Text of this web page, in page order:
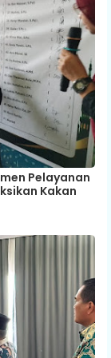
Pelayanan
Kakan